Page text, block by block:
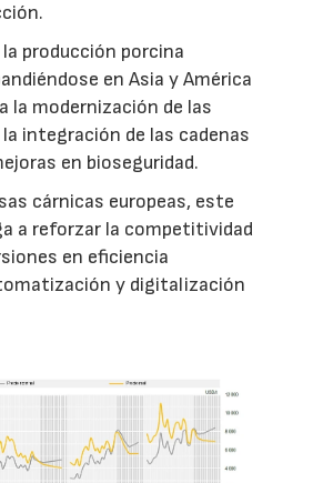
la producción porcina
en Asia y América
la modernización de las
integración de las cadenas
en bioseguridad.
cárnicas europeas, este
a reforzar la competitividad
en eficiencia
y digitalización